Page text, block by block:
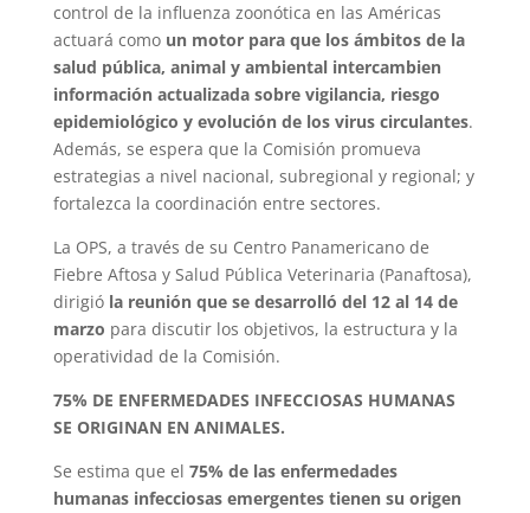
control de la influenza zoonótica en las Américas
actuará como un motor para que los ámbitos de la
salud pública, animal y ambiental intercambien
información actualizada sobre vigilancia, riesgo
epidemiológico y evolución de los virus circulantes.
Además, se espera que la Comisión promueva
estrategias a nivel nacional, subregional y regional; y
fortalezca la coordinación entre sectores.
La OPS, a través de su Centro Panamericano de
Fiebre Aftosa y Salud Pública Veterinaria (Panaftosa),
dirigió la reunión que se desarrolló del 12 al 14 de
marzo para discutir los objetivos, la estructura y la
operatividad de la Comisión.
75% DE ENFERMEDADES INFECCIOSAS HUMANAS
SE ORIGINAN EN ANIMALES.
Se estima que el 75% de las enfermedades
humanas infecciosas emergentes tienen su origen